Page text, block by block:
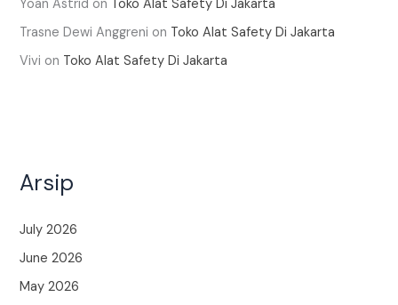
Yoan Astrid on Toko Alat Safety Di Jakarta
Trasne Dewi Anggreni on Toko Alat Safety Di Jakarta
Vivi on Toko Alat Safety Di Jakarta
Arsip
July 2026
June 2026
May 2026